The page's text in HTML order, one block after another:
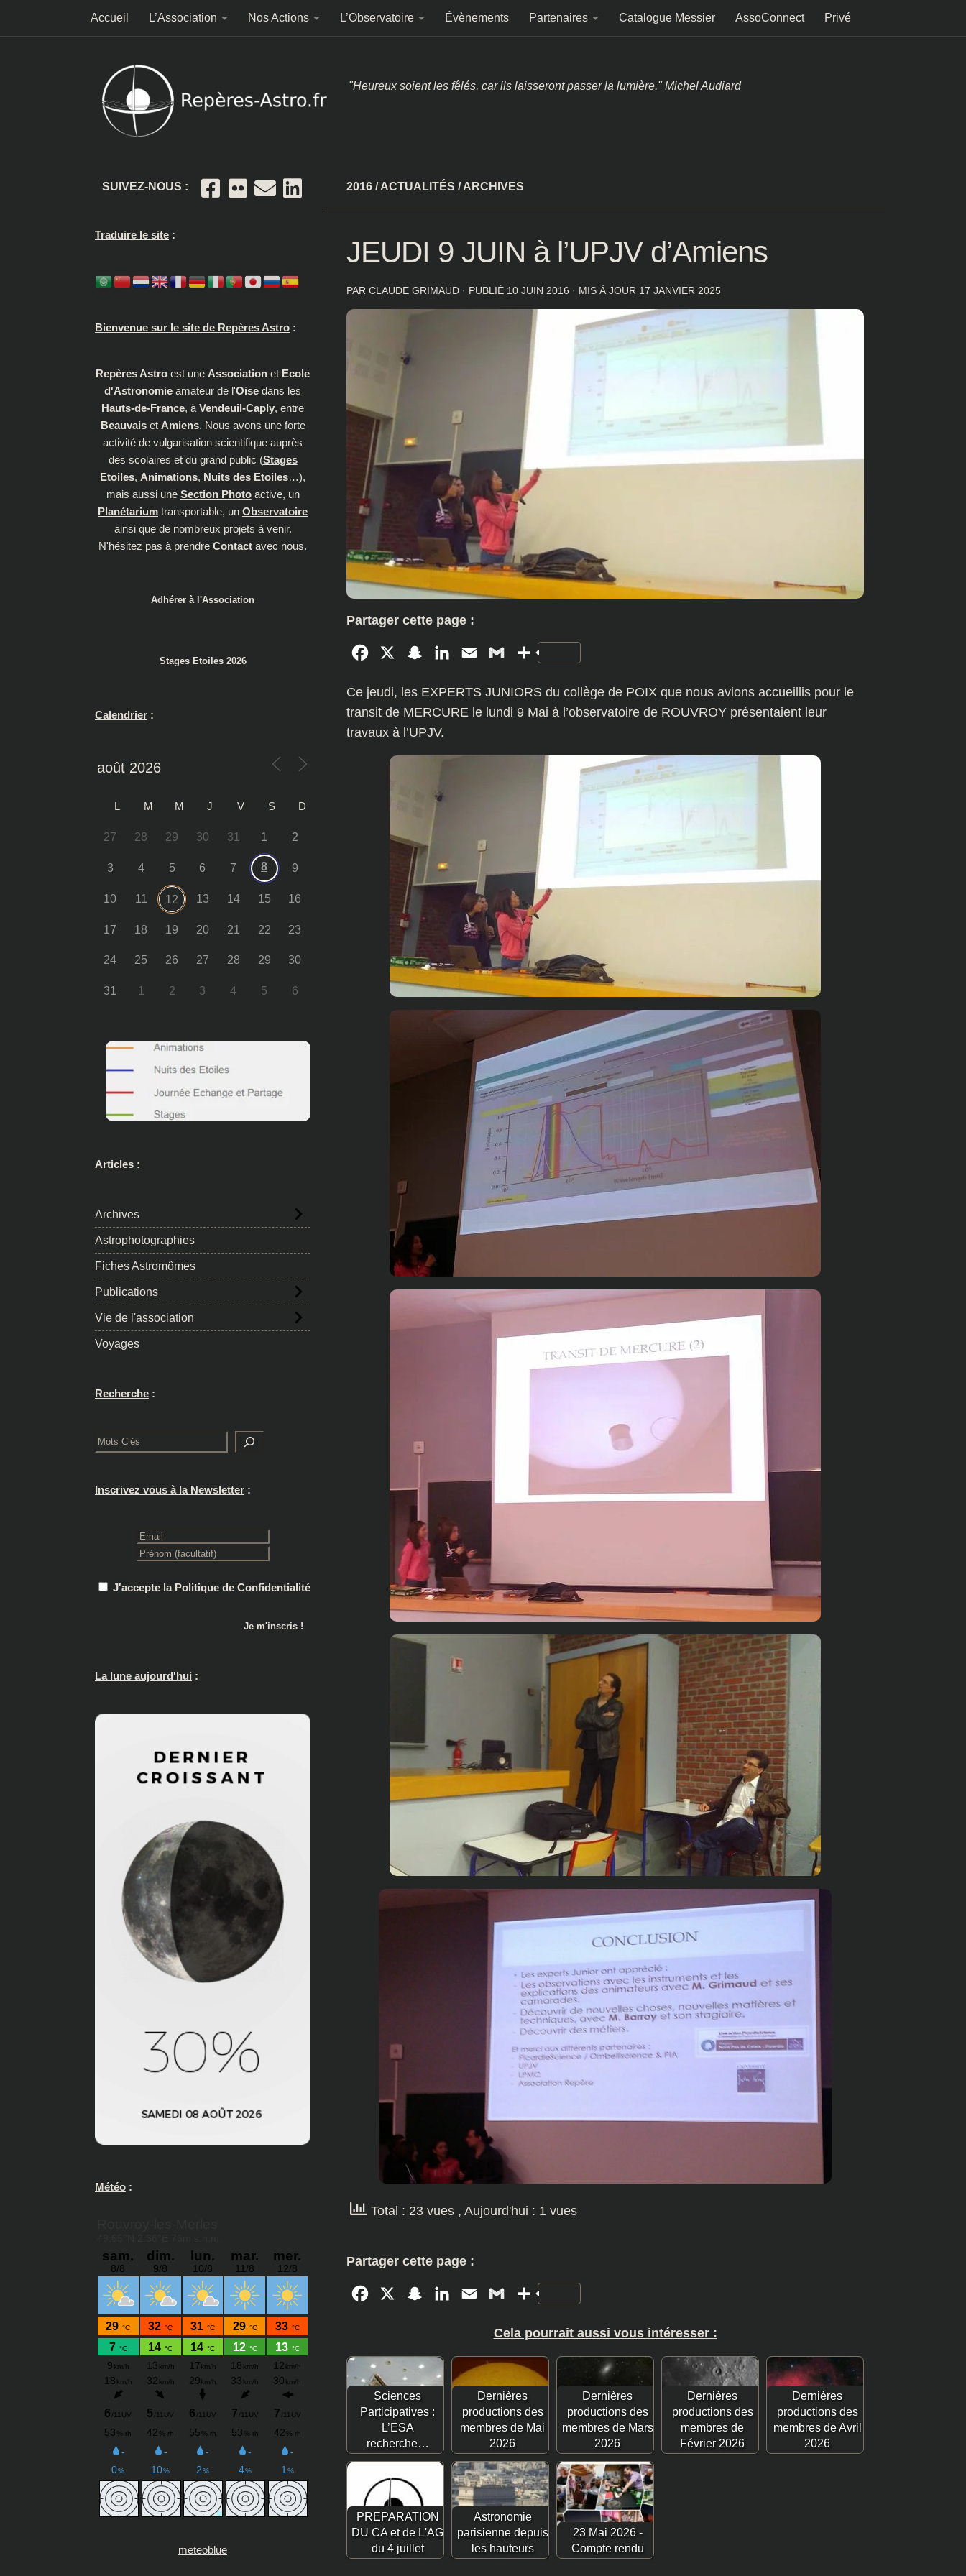
Skip to contentAccueil L’Association Nos Actions L’Observatoire Évènements Partenaires Catalogue Messier AssoConnect Privé
"Heureux soient les fêlés, car ils laisseront passer la lumière." Michel Audiard
2016 / ACTUALITÉS / ARCHIVES
JEUDI 9 JUIN à l’UPJV d’Amiens
PAR CLAUDE GRIMAUD · PUBLIÉ 10 JUIN 2016 · MIS À JOUR 17 JANVIER 2025
Partager cette page :
Facebook SnapchatLinkedInEmail GmailPartager
Ce jeudi, les EXPERTS JUNIORS du collège de POIX que nous avions accueillis pour le
transit de MERCURE le lundi 9 Mai à l’observatoire de ROUVROY présentaient leur
travaux à l’UPJV.
Total : 23 vues , Aujourd'hui : 1 vues
Partager cette page :
Facebook SnapchatLinkedInEmail GmailPartager
Cela pourrait aussi vous intéresser :
Sciences
Participatives :
L’ESA
recherche…
Dernières
productions des
membres de Mai
2026
Dernières
productions des
membres de Mars
2026
Dernières
productions des
membres de
Février 2026
Dernières
productions des
membres de Avril
2026
PREPARATION
DU CA et de L'AG
du 4 juillet
Astronomie
parisienne depuis
les hauteurs
23 Mai 2026 -
Compte rendu
SUIVEZ-NOUS :
Traduire le site :
Bienvenue sur le site de Repères Astro :
Repères Astro est une Association et Ecole
d'Astronomie amateur de l'Oise dans les
Hauts-de-France, à Vendeuil-Caply, entre
Beauvaiset Amiens. Nous avons une forte
activité de vulgarisation scientifique auprès
des scolaires et du grand public (Stages
Etoiles, Animations, Nuits des Etoiles…),
mais aussi une Section Photoactive, un
Planétarium transportable, un Observatoire
ainsi que de nombreux projets à venir.
N'hésitez pas à prendre Contact avec nous.
Adhérer à l'Association
Stages Etoiles 2026
Calendrier :
L M M J V S D
27 28 29 30 31 1 2
3 4 5 6 7 8 9
10 11 12 13 14 15 16
17 18 19 20 21 22 23
24 25 26 27 28 29 30
31 1 2 3 4 5 6
Articles :
Archives
Astrophotographies
Fiches Astromômes
Publications
Vie de l'association
Voyages
Recherche :
Rechercher
Inscrivez vous à la Newsletter :
J'accepte la Politique de Confidentialité
La lune aujourd'hui :
Météo :
meteoblue